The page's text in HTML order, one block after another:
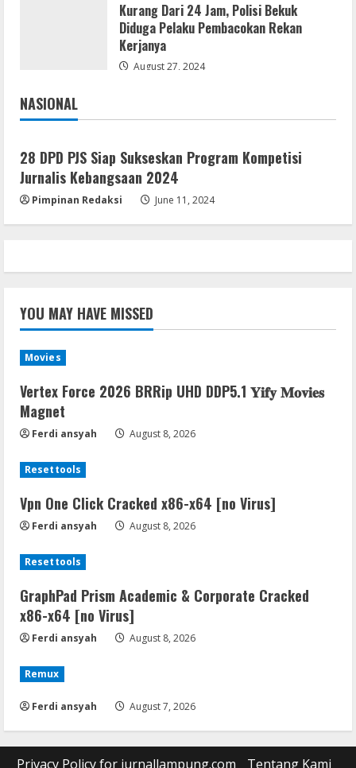
Remux
August 7, 2026
5
Direct Link 2026
August 7, 2026
Kurang Dari 24 Jam, Polisi Bekuk
Diduga Pelaku Pembacokan Rekan
Kerjanya
August 27, 2024
NASIONAL
Jakarta Nasional
28 DPD PJS Siap Sukseskan Program Kompetisi
Jurnalis Kebangsaan 2024
Pimpinan Redaksi June 11, 2024
YOU MAY HAVE MISSED
Movies
Vertex Force 2026 BRRip UHD DDP5.1 𝐘𝐢𝐟𝐲 𝐌𝐨𝐯𝐢𝐞𝐬
Magnet
Ferdi ansyah August 8, 2026
Resettools
Vpn One Click Cracked x86-x64 [no Virus]
Ferdi ansyah August 8, 2026
Resettools
GraphPad Prism Academic & Corporate Cracked
x86-x64 [no Virus]
Ferdi ansyah August 8, 2026
Remux
Ferdi ansyah August 7, 2026
Privacy Policy for jurnallampung.com Tentang Kami